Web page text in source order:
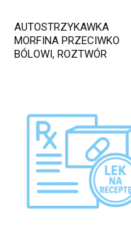
AUTOSTRZYKAWKA
MORFINA PRZECIWKO
BÓLOWI, ROZTWÓR